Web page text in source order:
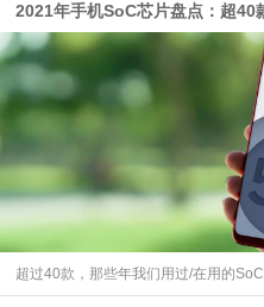
超过40款，那些年我们用过/在用的SoC